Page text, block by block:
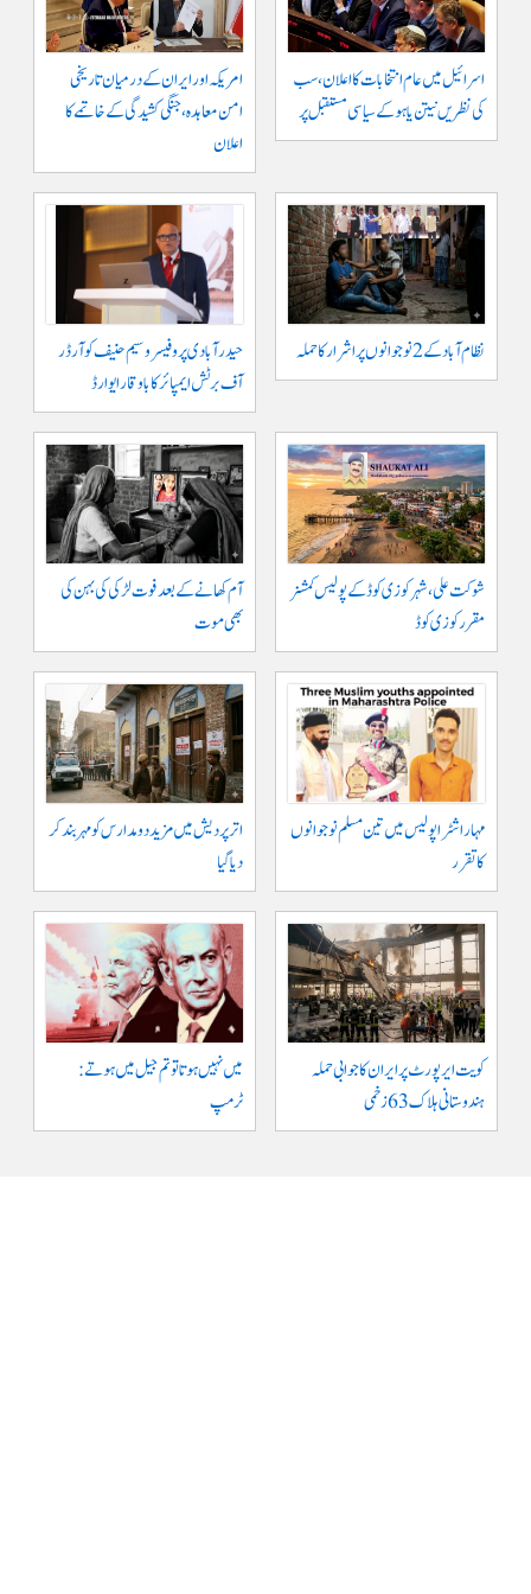
اسرائیل میں عام انتخابات کا اعلان، سب
کی نظریں نیتن یاہو کے سیاسی مستقبل پر
امریکہ اور ایران کے درمیان تاریخی
امن معاہدہ، جنگی کشیدگی کے خاتمے کا
اعلان
نظام آباد کے 2 نوجوانوں پر اشرار کا حملہ
حیدر آبادی پر و فیسر وسیم حنیف کو آرڈر
آف برٹش ایمپائر کا باوقار ایوارڈ
شوکت علی ، شہر کوزی کوڈ کے پولیس کمشنر
مقرر کوزی کوڈ
آم کھانے کے بعد فوت لڑکی کی بہن کی
بھی موت
مہاراشٹرا پولیس میں تین مسلم نو جوانوں
کا تقرر
اتر پردیش میں مزید دو مدارس کو مہر بند کر
دیا گیا
کویت ایر پورٹ پر ایران کا جوابی حملہ
ہندوستانی ہلاک 63 زخمی
میں نہیں ہوتا تو تم جیل میں ہوتے :
ٹرمپ